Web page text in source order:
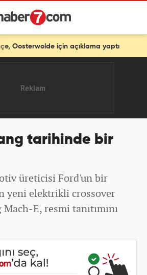
yaptı
tarihinde bir
üreticisi Ford'un bir
yeni elektrikli crossover
E, resmi tanıtımını